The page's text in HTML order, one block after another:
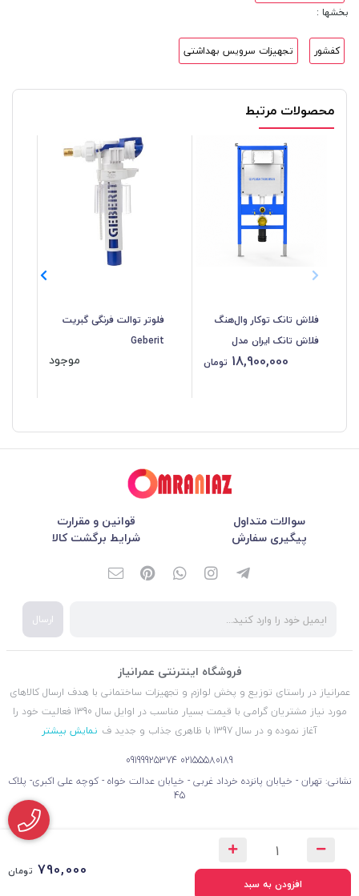
افزودن به سبد
790,000 تومان
بخشها :
کفشور تجهیزات سرویس بهداشتی
محصولات مرتبط
فلاش تانک توکار وال‌هنگ
فلاش تانک ایران مدل
اینفینیتی دوتکه
18,900,000 تومان
فلوتر توالت فرنگی گبریت
Geberit
موجود
سوالات متداول
قوانین و مقرارت
پیگیری سفارش
شرایط برگشت کالا
ارسال
فروشگاه اینترنتی عمرانیاز
عمرانیاز در راستای توزیع و پخش لوازم و تجهیزات ساختمانی با هدف ارسال کالاهای
مورد نیاز مشتریان گرامی با قیمت بسیار مناسب در اوایل سال 1390 فعالیت خود را
آغاز نموده و در سال 1397 با ظاهری جذاب و جدید ف
نمایش بیشتر
02155580189
09199925374
نشانی: تهران - خیابان پانزده خرداد غربی - خیابان عدالت خواه - کوچه علی اکبری- پلاک
45